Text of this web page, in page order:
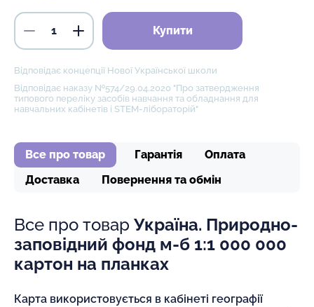
Купити
Відповідає концепції Нової Української школи
Відповідає наказу №574/29.04.2020 "Про затвердження
типового переліку засобів навчання та обладнання для
навчальних кабінетів і STEM-лібораторій"
Все про товар Гарантія
Оплата
Доставка
Повернення та обмін
Все про товар Україна. Природно-
заповідний фонд м-б 1:1 000 000
картон на планках
Карта використовується в кабінеті географії